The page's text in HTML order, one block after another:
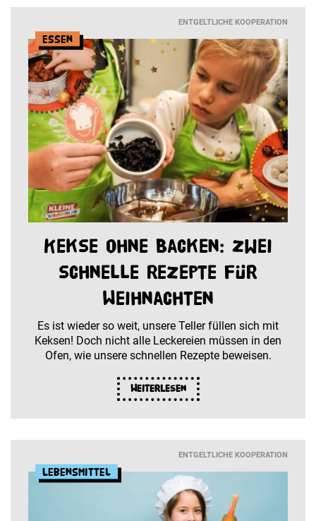
ENTGELTLICHE KOOPERATION
Essen
Kekse ohne Backen: Zwei
schnelle Rezepte für
Weihnachten
Es ist wieder so weit, unsere Teller füllen sich mit
Keksen! Doch nicht alle Leckereien müssen in den
Ofen, wie unsere schnellen Rezepte beweisen.
Weiterlesen
ENTGELTLICHE KOOPERATION
Lebensmittel